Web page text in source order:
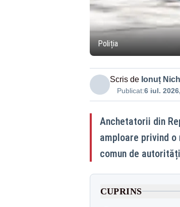
Poliția
Scris de Ionuț
Publicat:6 iul.
Anchetatorii din
amploare privind
comun de
CUPRINS